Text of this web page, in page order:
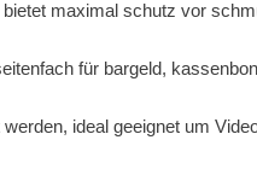
maximal schutz vor
für bargeld,
ideal geeignet um